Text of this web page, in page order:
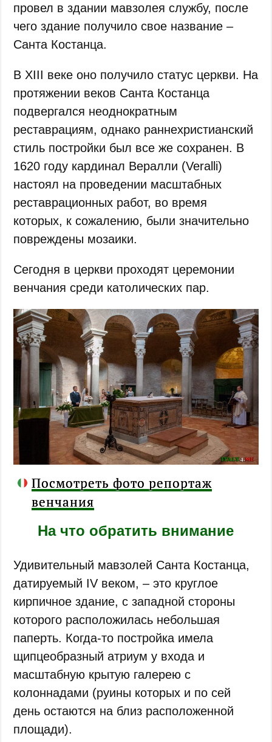
провел в здании мавзолея службу, после
чего здание получило свое название –
Санта Костанца.
В XIII веке оно получило статус церкви. На
протяжении веков Санта Костанца
подвергался неоднократным
реставрациям, однако раннехристианский
стиль постройки был все же сохранен. В
1620 году кардинал Вералли (Veralli)
настоял на проведении масштабных
реставрационных работ, во время
которых, к сожалению, были значительно
повреждены мозаики.
Сегодня в церкви проходят церемонии
венчания среди католических пар.
Посмотреть фото репортаж
венчания
На что обратить внимание
Удивительный мавзолей Санта Костанца,
датируемый IV веком, – это круглое
кирпичное здание, с западной стороны
которого расположилась небольшая
паперть. Когда-то постройка имела
щипцеобразный атриум у входа и
масштабную крытую галерею с
колоннадами (руины которых и по сей
день остаются на близ расположенной
площади).